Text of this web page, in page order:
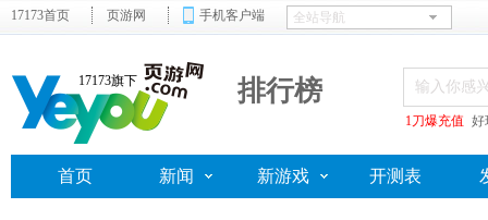
17173首页 页游网 手机客户端
17173旗下 排行榜
1刀爆充值 好
首页 新闻 新游戏 开测表